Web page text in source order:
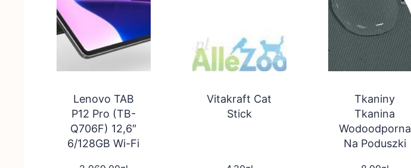
Lenovo TAB
P12 Pro (TB-
Q706F) 12,6″
6/128GB Wi-Fi
Vitakraft Cat
Stick
Tkaniny
Tkanina
Wodoodporna
Na Poduszki